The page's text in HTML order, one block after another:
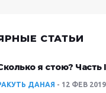
СТАТЬИ
я стою? Часть
ДАНАЯ 12 ФЕВ 2019